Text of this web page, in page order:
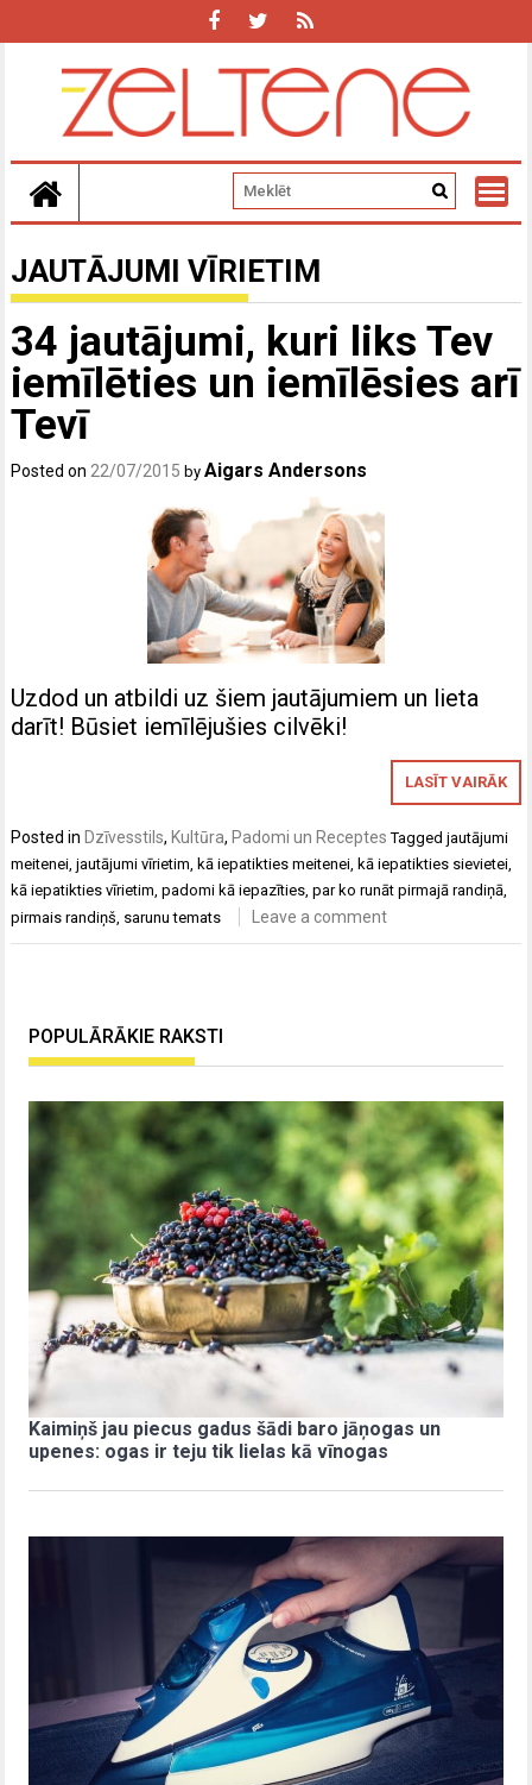
JAUTĀJUMI VĪRIETIM
34 jautājumi, kuri liks Tev
iemīlēties un iemīlēsies arī
Tevī
Posted on 22/07/2015 byAigars Andersons
Uzdod un atbildi uz šiem jautājumiem un lieta
darīt! Būsiet iemīlējušies cilvēki!
LASĪT VAIRĀK
Posted in Dzīvesstils, Kultūra, Padomi un Receptes Taggedjautājumi
meitenei ,jautājumi vīrietim ,kā iepatikties meitenei ,kā iepatikties sievietei
kā iepatikties vīrietim ,padomi kā iepazīties ,par ko runāt pirmajā randiņā
pirmais randiņš sarunu temats Leave a comment
POPULĀRĀKIE RAKSTI
Kaimiņš jau piecus gadus šādi baro jāņogas un
upenes: ogas ir teju tik lielas kā vīnogas